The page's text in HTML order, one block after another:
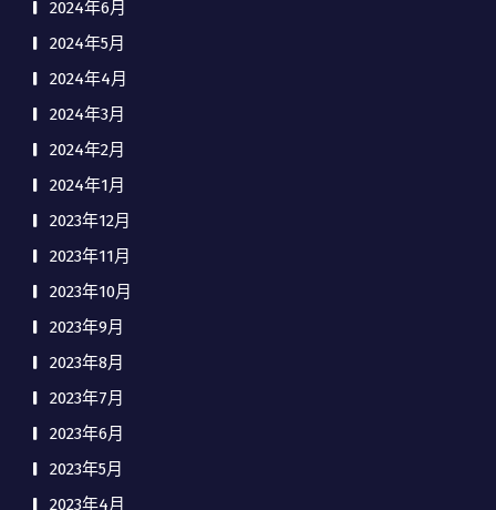
2024年6月
2024年5月
2024年4月
2024年3月
2024年2月
2024年1月
2023年12月
2023年11月
2023年10月
2023年9月
2023年8月
2023年7月
2023年6月
2023年5月
2023年4月